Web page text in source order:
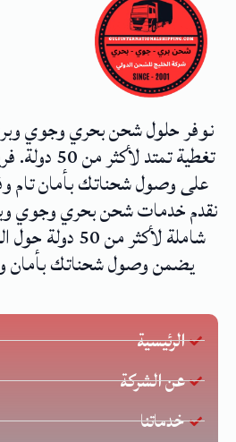
نوفر حلول شحن بحري وجوي
تغطية تمتد
على وصول شحناتك بأمان تام
نقدم خدمات شحن بحري وجوي
شاملة لأكثر من
يضمن وصول شحناتك بأمان
الرئيسية
عن الشركة
خدماتنا